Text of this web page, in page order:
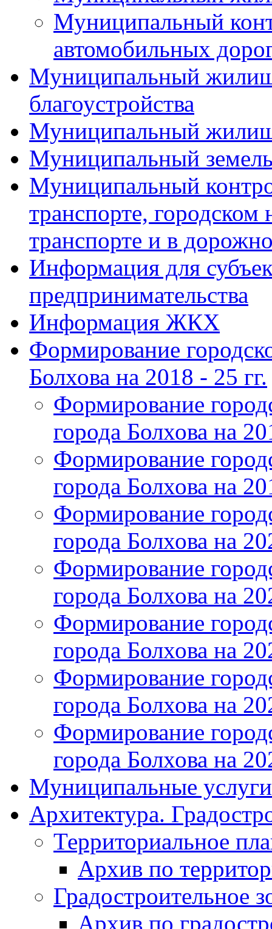
Муниципальный
автомобильных
Муниципальный
благоустройства
Муниципальный
Муниципальный
Муниципальный
транспорте, городском
транспорте и в
Информация для
предпринимательства
Информация ЖКХ
Формирование
Болхова на 2018 - 25 гг.
Формирование
города Болхова на
Формирование
города Болхова на
Формирование
города Болхова на
Формирование
города Болхова на
Формирование
города Болхова на
Формирование
города Болхова на
Формирование
города Болхова на
Муниципальные услуги
Архитектура.
Территориальное
Архив по
Градостроительное
Архив по